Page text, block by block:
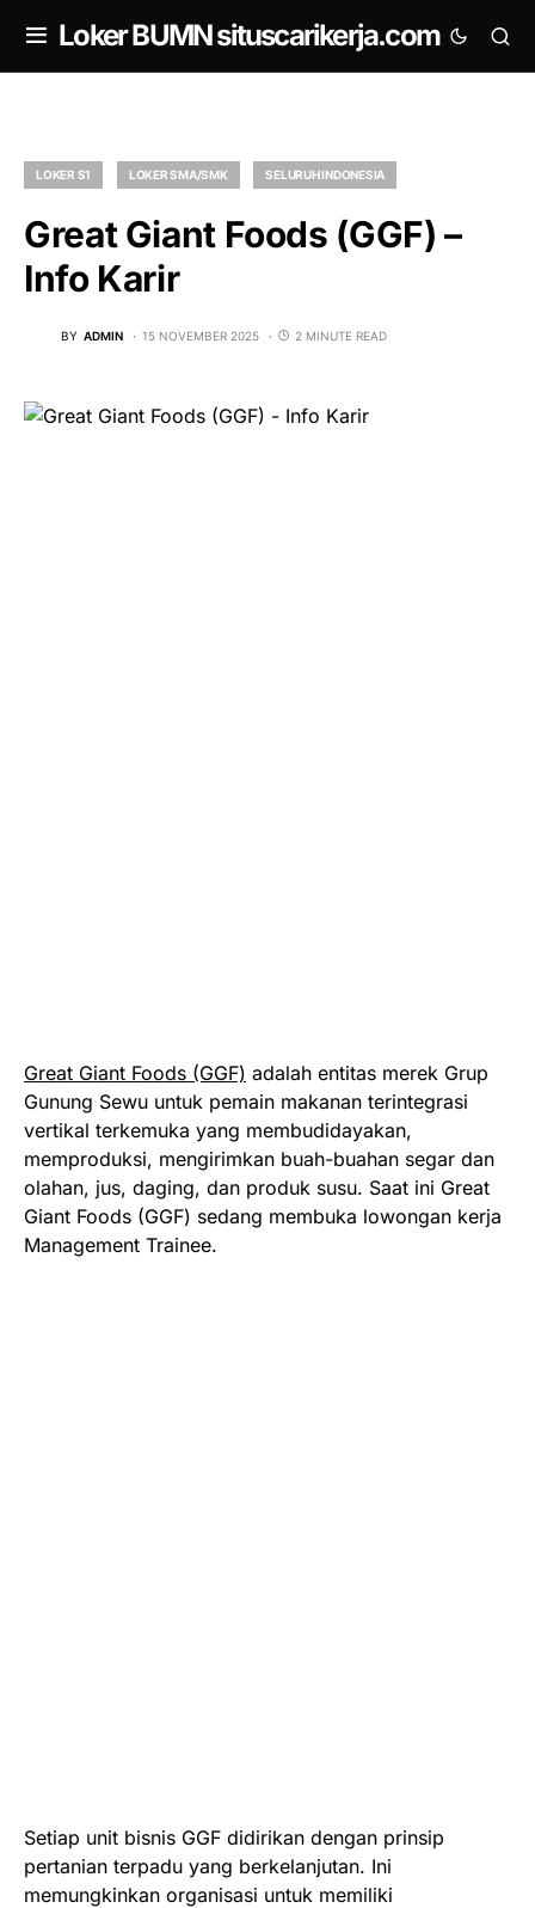
Loker BUMN situscarikerja.com
LOKER S1 LOKER SMA/SMK SELURUH INDONESIA
Great Giant Foods (GGF) –
Info Karir
BY ADMIN 15 NOVEMBER 2025 2 MINUTE READ
Great Giant Foods (GGF) adalah entitas merek Grup
Gunung Sewu untuk pemain makanan terintegrasi
vertikal terkemuka yang membudidayakan,
memproduksi, mengirimkan buah-buahan segar dan
olahan, jus, daging, dan produk susu. Saat ini Great
Giant Foods (GGF) sedang membuka lowongan kerja
Management Trainee.
Setiap unit bisnis GGF didirikan dengan prinsip
pertanian terpadu yang berkelanjutan. Ini
memungkinkan organisasi untuk memiliki